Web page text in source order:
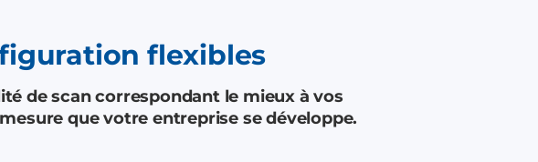
flexibles
de scan correspondant le mieux à vos
que votre entreprise se développe.